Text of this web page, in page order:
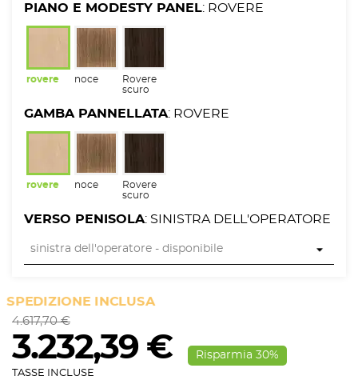
PIANO E MODESTY PANEL: ROVERE
rovere noce
Rovere
scuro
GAMBA PANNELLATA: ROVERE
rovere noce
Rovere
scuro
VERSO PENISOLA: SINISTRA DELL'OPERATORE
SPEDIZIONE INCLUSA
4.617,70 €
3.232,39 € Risparmia 30%
TASSE INCLUSE